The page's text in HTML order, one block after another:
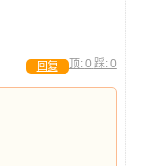
顶: 0 踩: 0
回复